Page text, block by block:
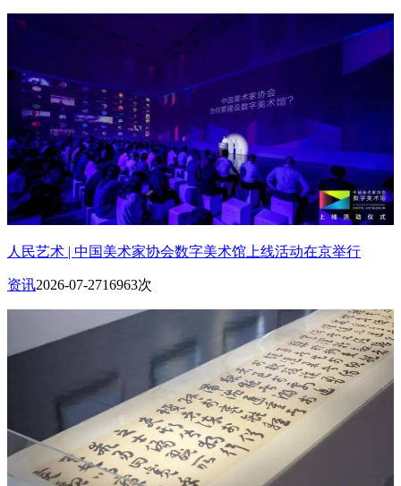
人民艺术 | 中国美术家协会数字美术馆上线活动在京举行
资讯2026-07-2716963次